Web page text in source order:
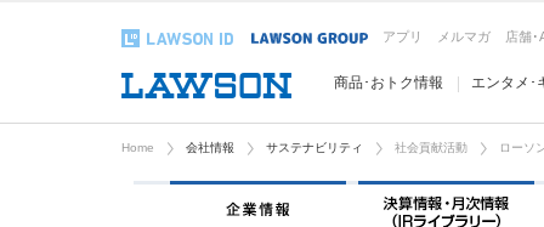
アプリ メルマガ 店舗･
商品･おトク情報 エンタメ･
Home 会社情報 サステナビリティ 社会貢献活動 ローソ
企業情報